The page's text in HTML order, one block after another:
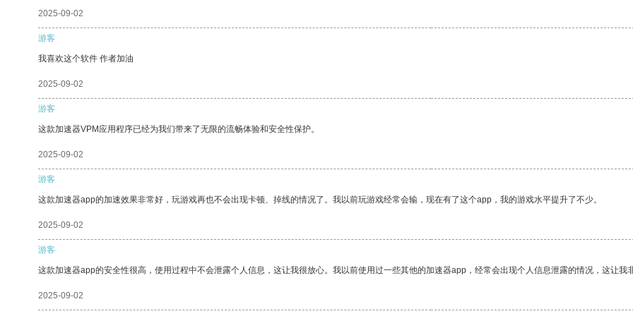
2025-09-02
游客
我喜欢这个软件 作者加油
2025-09-02
游客
这款加速器VPM应用程序已经为我们带来了无限的流畅体验和安全性保护。
2025-09-02
游客
这款加速器app的加速效果非常好，玩游戏再也不会出现卡顿、掉线的情况了。我以前玩游戏经常会输，现在有了这个app，我的游戏水平提升了不少。
2025-09-02
游客
这款加速器app的安全性很高，使用过程中不会泄露个人信息，这让我很放心。我以前使用过一些其他的加速器app，经常会出现个人信息泄露的情况，这让我
2025-09-02